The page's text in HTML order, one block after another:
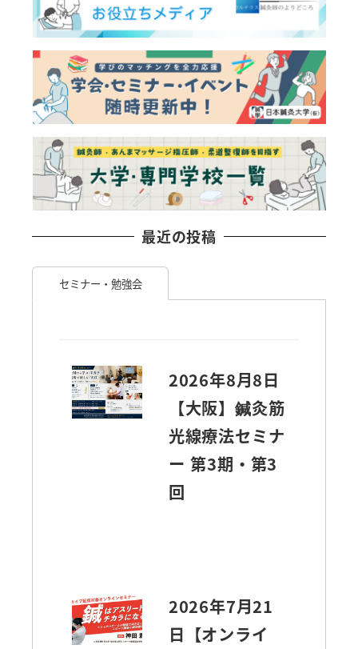
最近の投稿
セミナー・勉強会
2026年8月8日
【大阪】鍼灸筋
光線療法セミナ
ー 第3期・第3
回
2026年7月21
日【オンライ